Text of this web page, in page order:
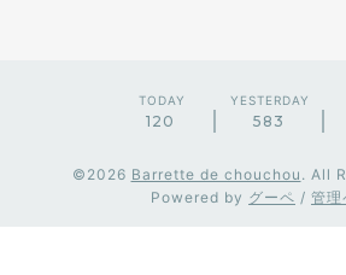
TODAY
120
YESTERDAY
583
©2026 Barrette de chouchou . All
Powered by グーペ / 管理